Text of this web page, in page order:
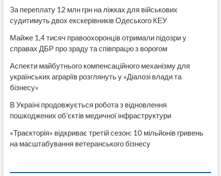
За переплату 12 млн грн на ліжках для військових
судитимуть двох екскерівників Одеського КЕУ
Майже 1,4 тисяч правоохоронців отримали підозри у
справах ДБР про зраду та співпрацю з ворогом
Аспекти майбутнього компенсаційного механізму для
українських аграріїв розглянуть у «Діалозі влади та
бізнесу»
В Україні продовжується робота з відновлення
пошкоджених об’єктів медичної інфраструктури
«Траєкторія» відкриває третій сезон: 10 мільйонів гривень
на масштабування ветеранського бізнесу